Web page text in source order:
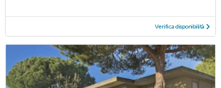
Verifica disponibilità